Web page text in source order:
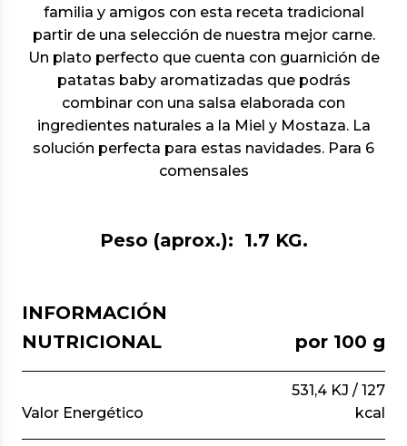
familia y amigos con esta receta tradicional
partir de una selección de nuestra mejor carne.
Un plato perfecto que cuenta con guarnición de
patatas baby aromatizadas que podrás
combinar con una salsa elaborada con
ingredientes naturales a la Miel y Mostaza. La
solución perfecta para estas navidades. Para 6
comensales
Peso (aprox.): 1.7 KG.
INFORMACIÓN
NUTRICIONAL
por 100 g
Valor Energético
531,4 KJ / 127
kcal